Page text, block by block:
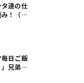
達の仕
！（右
日ご飯
兄弟夏